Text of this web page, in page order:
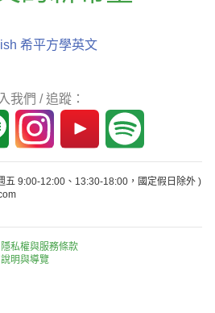
希平方學英文
我們 / 追蹤：
五 9:00-12:00、13:30-18:00，國定假日除外 )
隱私權與服務條款
說明與導覽